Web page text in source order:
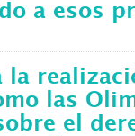
a esos
la
las
el